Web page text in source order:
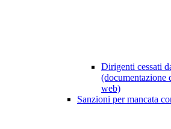
Dirigenti cessati
(documentazione
web)
Sanzioni per mancata